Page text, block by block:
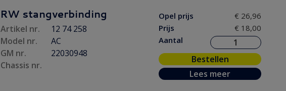
RW stangverbinding
Artikel nr.
12 74 258
Model nr.
AC
GM nr.
22030948
Chassis nr.
Opel prijs
€ 26,96
Prijs
€ 18,00
Aantal
Bestellen
Lees meer